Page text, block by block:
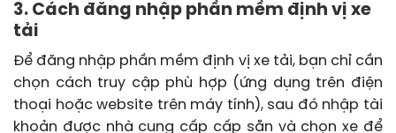
3. Cách đăng nhập phần mềm định vị xe
tải
Để đăng nhập phần mềm định vị xe tải, bạn chỉ cần
chọn cách truy cập phù hợp (ứng dụng trên điện
thoại hoặc website trên máy tính), sau đó nhập tài
khoản được nhà cung cấp cấp sẵn và chọn xe để